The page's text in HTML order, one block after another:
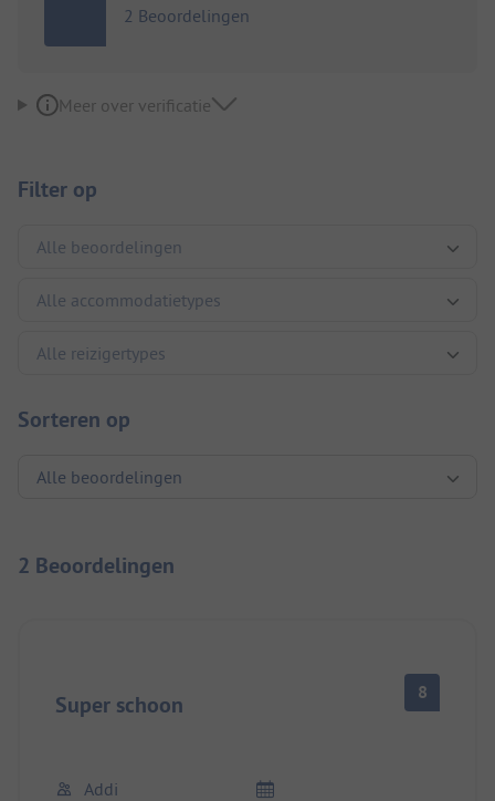
2 Beoordelingen
Meer over verificatie
Filter op
Sorteren op
2 Beoordelingen
Super schoon 8
Addi